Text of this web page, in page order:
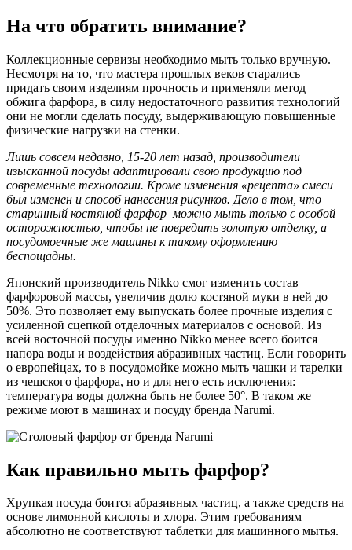
На что обратить внимание?
Коллекционные сервизы необходимо мыть только вручную.
Несмотря на то, что мастера прошлых веков старались
придать своим изделиям прочность и применяли метод
обжига фарфора, в силу недостаточного развития технологий
они не могли сделать посуду, выдерживающую повышенные
физические нагрузки на стенки.
Лишь совсем недавно, 15-20 лет назад, производители
изысканной посуды адаптировали свою продукцию под
современные технологии. Кроме изменения «рецепта» смеси
был изменен и способ нанесения рисунков. Дело в том, что
старинный костяной фарфор можно мыть только с особой
осторожностью, чтобы не повредить золотую отделку, а
посудомоечные же машины к такому оформлению
беспощадны.
Японский производитель Nikko смог изменить состав
фарфоровой массы, увеличив долю костяной муки в ней до
50%. Это позволяет ему выпускать более прочные изделия с
усиленной сцепкой отделочных материалов с основой. Из
всей восточной посуды именно Nikko менее всего боится
напора воды и воздействия абразивных частиц. Если говорить
о европейцах, то в посудомойке можно мыть чашки и тарелки
из чешского фарфора, но и для него есть исключения:
температура воды должна быть не более 50°. В таком же
режиме моют в машинах и посуду бренда Narumi.
Как правильно мыть фарфор?
Хрупкая посуда боится абразивных частиц, а также средств на
основе лимонной кислоты и хлора. Этим требованиям
абсолютно не соответствуют таблетки для машинного мытья.